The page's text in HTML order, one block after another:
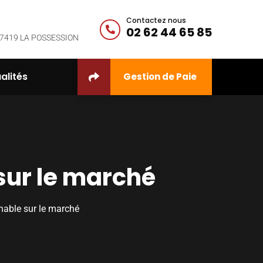
LA POSSESSION
Contactez nous
02 62 44 65 85
Gestion de Paie
le marché
sur le marché